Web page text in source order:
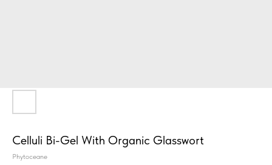
Celluli Bi-Gel With Organic Glasswort
Phytoceane